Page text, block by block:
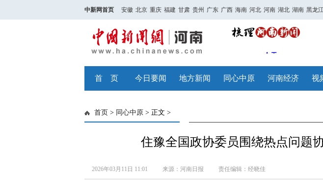
中新网首页 安徽 北京 重庆 福建 甘肃 贵州 广东 广西 海南 河北 河南 湖北 湖南 黑龙
首 页 今日要闻 地方新闻 同心中原 河南经济 视
首页 > 同心中原 > 正文 >
住豫全国政协委员围绕热点问题
2026年03月11日 11:01 来源：河南日报 责任编辑：经晓佳